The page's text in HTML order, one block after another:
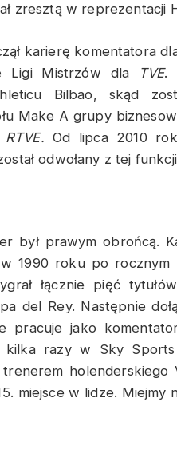
zresztą w reprezentacji
karierę komentatora
Ligi Mistrzów dla
TVE.
Bilbao, skąd
Make A grupy
RTVE. Od lipca 2010
odwołany z tej
był prawym obrońcą.
w 1990 roku po
łącznie pięć
del Rey. Następnie
pracuje jako
kilka razy w Sky
trenerem
miejsce w lidze.